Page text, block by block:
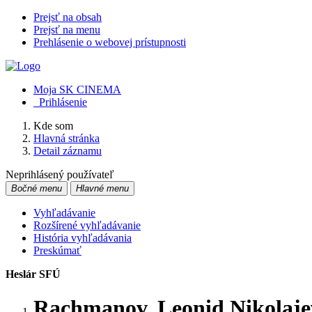
Prejsť na obsah
Prejsť na menu
Prehlásenie o webovej prístupnosti
Moja SK CINEMA
Prihlásenie
Kde som
Hlavná stránka
Detail záznamu
Neprihlásený používateľ
Bočné menu Hlavné menu
Vyhľadávanie
Rozšírené vyhľadávanie
História vyhľadávania
Preskúmať
Heslár SFÚ